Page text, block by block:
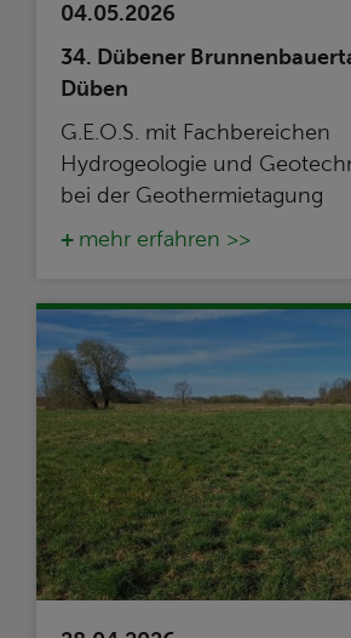
04.05.2026
34. Dübener
Düben
G.E.O.S. mit Fachbereichen
Hydrogeologie und
bei der Geothermietagung
mehr erfahren >>